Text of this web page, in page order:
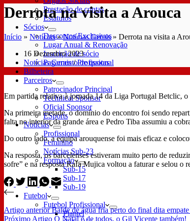
Prestação de contas
Estatutos
Sócios
Descontos Exclusivos
Lugar Anual & Renovação
Inscrição de sócio
Pagamento de quotas
Bilheteira
Parceiros
Patrocinador Principal
Technical Sponsor
Oficial Sponsor
ESports
Notícias
Profissional
Feminino
Notícias Sub-23
Formação
Sub-15
Sub-17
Sub-19
Futebol
Futebol Profissional
Plantel
Derrota na visita a Arouca
Início » Notícias»Notícias Gerais» Derrota na visita a
16 Dezembro 2023
Notícias Gerais/Profissional
Em partida relativa à jornada 14 da Liga Portugal Betclic,
Na primeira metade, o domínio do encontro foi sendo
falta no interior da grande área e Pedro Tiba assumiu a
Do outro lado, a equipa arouquense foi mais eficaz e
Na resposta, os barcelenses estiveram muito perto de
sofre” e na resposta Rafa Mujica voltou a faturar e selou o
Artigo anteriorBalde de água fria perto do final dita
Próximo Artigo O Natal é de todos, o Gil Vicente também!